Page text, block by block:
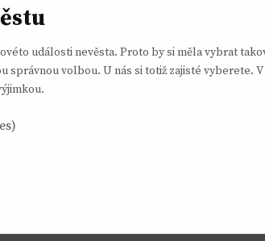
události nevěsta. Proto by si měla vybrat
správnou volbou. U nás si totiž zajisté vyberete.